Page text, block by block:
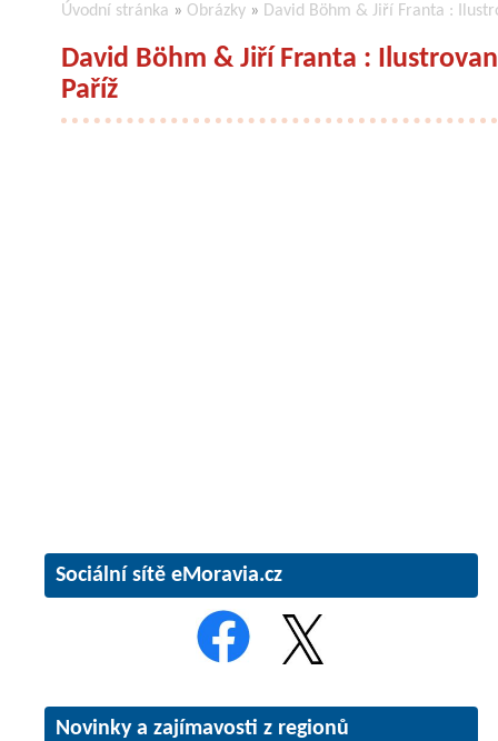
Úvodní stránka » Obrázky » David Böhm & Jiří Franta :
David Böhm & Jiří Franta :
Paříž
Sociální sítě eMoravia.cz
Novinky a zajímavosti z regionů